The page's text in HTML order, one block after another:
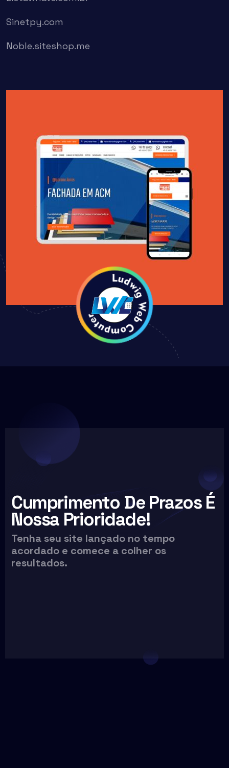
Sinetpy.com
Noble.siteshop.me
Cumprimento De Prazos É
Nossa Prioridade!
Tenha seu site lançado no tempo
acordado e comece a colher os
resultados.